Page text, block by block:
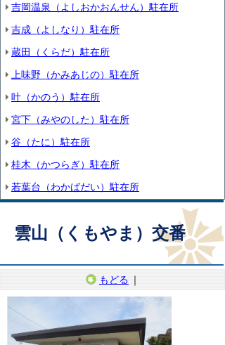
吉岡温泉（よしおかおんせん）駐在所
吉成（よしなり）駐在所
蔵田（くらだ）駐在所
上味野（かみあじの）駐在所
叶（かのう）駐在所
宮下（みやのした）駐在所
谷（たに）駐在所
桂木（かつらぎ）駐在所
若葉台（わかばだい）駐在所
雲山（くもやま）交番
もどる ｜